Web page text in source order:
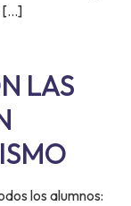
[…]
LAS
los alumnos: